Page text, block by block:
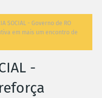
SOCIAL - Governo de RO
em mais um encontro de
-